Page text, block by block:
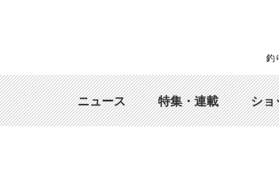
釣
ニュース 特集・連載 ショ